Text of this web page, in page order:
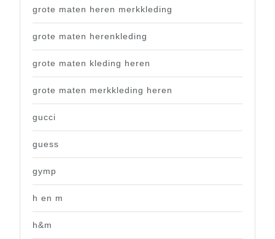
grote maten heren merkkleding
grote maten herenkleding
grote maten kleding heren
grote maten merkkleding heren
gucci
guess
gymp
h en m
h&m